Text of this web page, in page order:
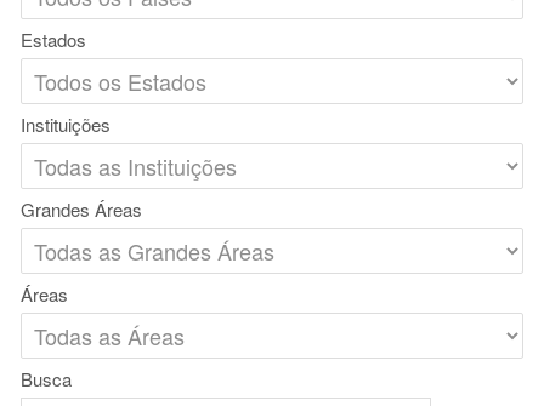
Estados
Instituições
Grandes Áreas
Áreas
Busca